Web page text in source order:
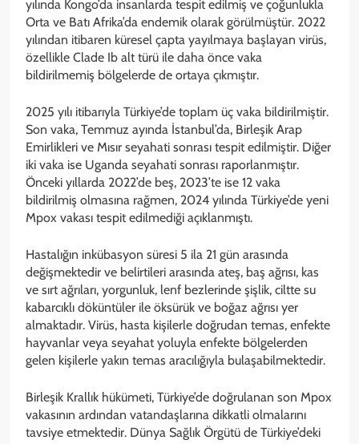
yılında Kongo’da insanlarda tespit edilmiş ve çoğunlukla
Orta ve Batı Afrika’da endemik olarak görülmüştür. 2022
yılından itibaren küresel çapta yayılmaya başlayan virüs,
özellikle Clade Ib alt türü ile daha önce vaka
bildirilmemiş bölgelerde de ortaya çıkmıştır.
2025 yılı itibarıyla Türkiye’de toplam üç vaka bildirilmiştir.
Son vaka, Temmuz ayında İstanbul’da, Birleşik Arap
Emirlikleri ve Mısır seyahati sonrası tespit edilmiştir. Diğer
iki vaka ise Uganda seyahati sonrası raporlanmıştır.
Önceki yıllarda 2022’de beş, 2023’te ise 12 vaka
bildirilmiş olmasına rağmen, 2024 yılında Türkiye’de yeni
Mpox vakası tespit edilmediği açıklanmıştı.
Hastalığın inkübasyon süresi 5 ila 21 gün arasında
değişmektedir ve belirtileri arasında ateş, baş ağrısı, kas
ve sırt ağrıları, yorgunluk, lenf bezlerinde şişlik, ciltte su
kabarcıklı döküntüler ile öksürük ve boğaz ağrısı yer
almaktadır. Virüs, hasta kişilerle doğrudan temas, enfekte
hayvanlar veya seyahat yoluyla enfekte bölgelerden
gelen kişilerle yakın temas aracılığıyla bulaşabilmektedir.
Birleşik Krallık hükümeti, Türkiye’de doğrulanan son Mpox
vakasının ardından vatandaşlarına dikkatli olmalarını
tavsiye etmektedir. Dünya Sağlık Örgütü de Türkiye’deki